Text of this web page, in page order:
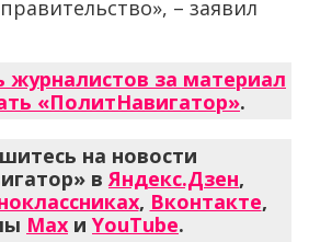
– заявил
журналистов за материал
«ПолитНавигатор».
на новости
в Яндекс.Дзен,
, Вконтакте,
Max и YouTube.